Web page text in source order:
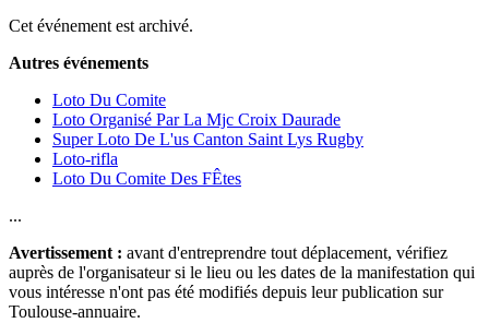
Cet événement est archivé.
Autres événements
Loto Du Comite
Loto Organisé Par La Mjc Croix Daurade
Super Loto De L'us Canton Saint Lys Rugby
Loto-rifla
Loto Du Comite Des FÊtes
...
Avertissement : avant d'entreprendre tout déplacement, vérifiez
auprès de l'organisateur si le lieu ou les dates de la manifestation qui
vous intéresse n'ont pas été modifiés depuis leur publication sur
Toulouse-annuaire.